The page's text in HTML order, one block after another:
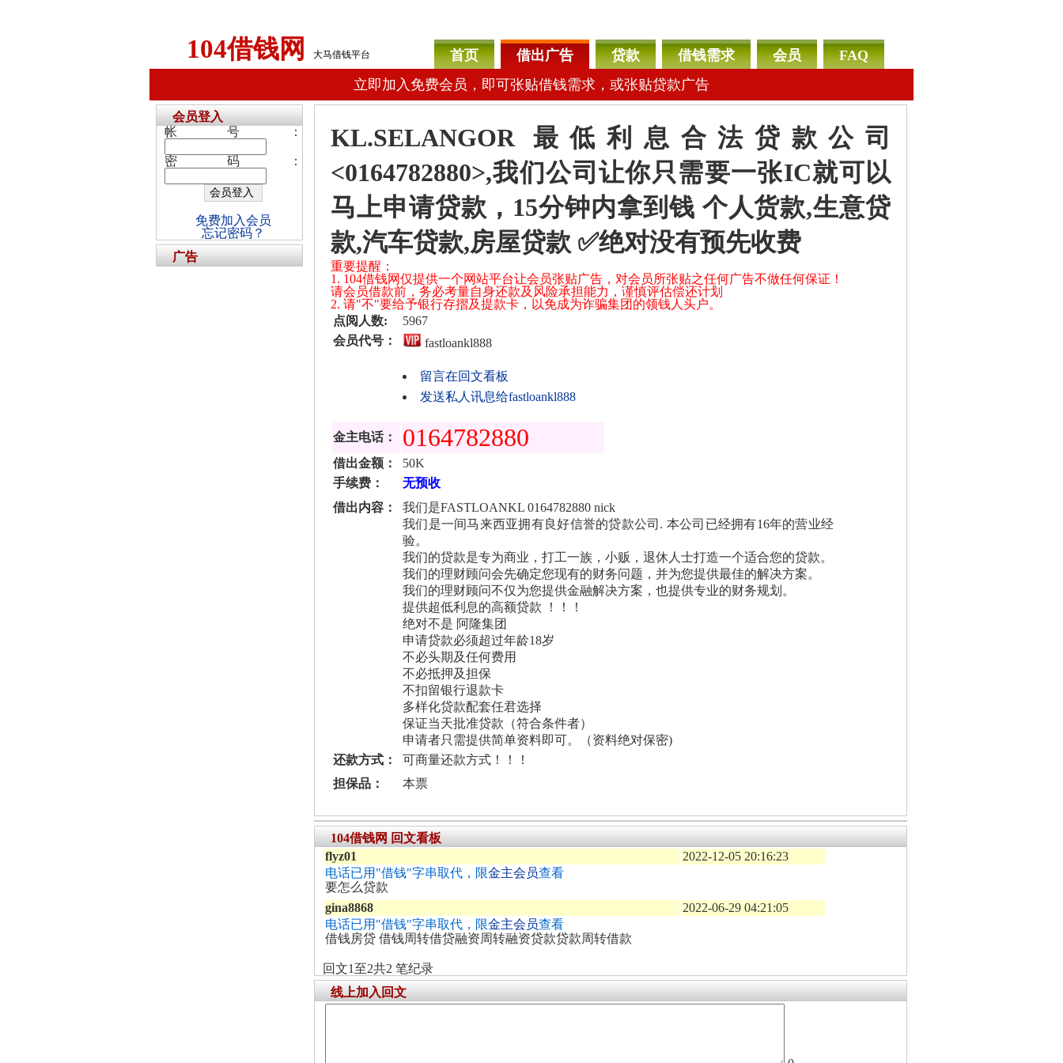
104借钱网 大马借钱平台 首页 借出广告 贷款 借钱需求 会员
FAQ
立即加入免费会员，即可张贴借钱需求，或张贴贷款广告
KL.SELANGOR 最低利息合法贷款公司
<0164782880>,我们公司让你只需要一张IC就可以
马上申请贷款，15分钟内拿到钱 个人货款,生意贷
款,汽车贷款,房屋贷款 ✅绝对没有预先收费
重要提醒：
1. 104借钱网仅提供一个网站平台让会员张贴广告，对会员所张贴之任何广告不做任何保证！
请会员借款前，务必考量自身还款及风险承担能力，谨慎评估偿还计划
2. 请"不"要给予银行存摺及提款卡，以免成为诈骗集团的领钱人头户。
点阅人数:
5967
会员代号：
fastloankl888
留言在回文看板
发送私人讯息给fastloankl888
金主电话： 0164782880
借出金额：
50K
手续费：
无预收
借出内容：
我们是FASTLOANKL 0164782880 nick
我们是一间马来西亚拥有良好信誉的贷款公司. 本公司已经拥有16年的营业经
验。
我们的贷款是专为商业，打工一族，小贩，退休人士打造一个适合您的贷款。
我们的理财顾问会先确定您现有的财务问题，并为您提供最佳的解决方案。
我们的理财顾问不仅为您提供金融解决方案，也提供专业的财务规划。
提供超低利息的高额贷款 ！！！
绝对不是 阿隆集团
申请贷款必须超过年龄18岁
不必头期及任何费用
不必抵押及担保
不扣留银行退款卡
多样化贷款配套任君选择
保证当天批准贷款（符合条件者）
申请者只需提供简单资料即可。（资料绝对保密)
还款方式：
可商量还款方式！！！
担保品：
本票
104借钱网 回文看板
flyz01
2022-12-05 20:16:23
电话已用"借钱"字串取代，限金主会员查看
要怎么贷款
gina8868
2022-06-29 04:21:05
电话已用"借钱"字串取代，限金主会员查看
借钱房贷 借钱周转借贷融资周转融资贷款贷款周转借款
回文1至2共2 笔纪录
线上加入回文
会员登入
帐号：
密码：
免费加入会员
忘记密码？
广告